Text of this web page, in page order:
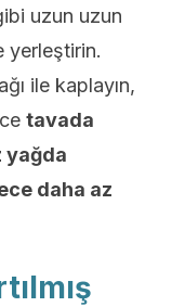
uzun uzun
yerleştirin.
ile kaplayın,
tavada
yağda
daha az